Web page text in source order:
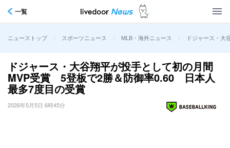
一覧
ニューストップ > スポーツニュース > MLB・海外ニュース > ドジャース・
ドジャース・大谷翔平が投手として初の月間
MVP受賞 5登板で2勝＆防御率0.60 日本人
最多7度目の受賞
2026年5月5日 6時45分